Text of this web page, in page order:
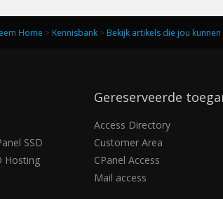
Home > Kennisbank > Bekijk artikels die jou
SSD
Hosting
Gereserveerde
Access Directory
Customer Area
CPanel Access
Mail access